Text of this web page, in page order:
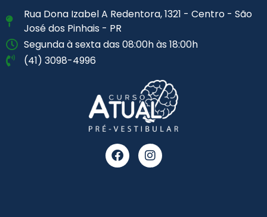
Rua Dona Izabel A Redentora, 1321 - Centro - São
José dos Pinhais - PR
Segunda à sexta das 08:00h às 18:00h
(41) 3098-4996